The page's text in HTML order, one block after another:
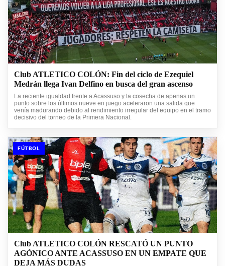
Club ATLETICO COLÓN: Fin del ciclo de Ezequiel
Medrán llega Ivan Delfino en busca del gran ascenso
La reciente igualdad frente a Acassuso y la cosecha de apenas un
punto sobre los últimos nueve en juego aceleraron una salida que
venía madurando debido al rendimiento irregular del equipo en el tramo
decisivo del torneo de la Primera Nacional.
FÚTBOL
Club ATLETICO COLÓN RESCATÓ UN PUNTO
AGÓNICO ANTE ACASSUSO EN UN EMPATE QUE
DEJA MÁS DUDAS